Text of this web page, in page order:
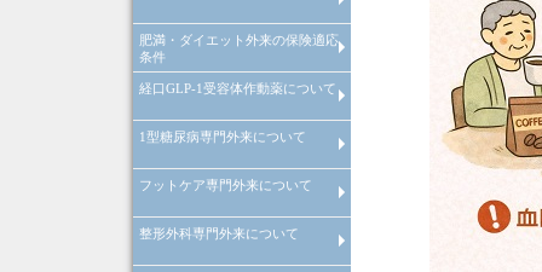
肥満症治療薬をもちいた肥満
肥満・ダイエット外来の保険適応
条件
肥満・ダイエット外来の保険
経口GLP-1受容体作動薬について
経口GLP-1受容体作動薬の血
善効果と体重減少・副作用に
1型糖尿病専門外来について
いた1型糖尿病専門外来につい
フットケア専門外来について
フットケア専門外来について
整形外科専門外来について